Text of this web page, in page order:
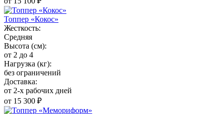
Топпер «Кокос»
Жесткость:
Средняя
Высота (см):
от 2 до 4
Нагрузка (кг):
без ограничений
Доставка:
от 2-х рабочих дней
от 15 300 ₽